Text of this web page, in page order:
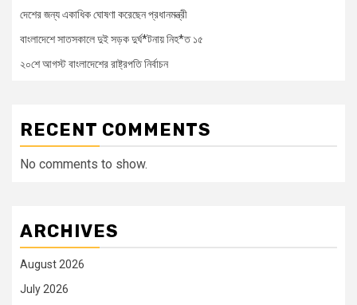
দেশের জন্য একাধিক ঘোষণা করেছেন প্রধানমন্ত্রী
বাংলাদেশে সাতসকালে দুই সড়ক দুর্ঘ*টনায় নিহ*ত ১৫
২০শে আগস্ট বাংলাদেশের রাষ্ট্রপতি নির্বাচন
RECENT COMMENTS
No comments to show.
ARCHIVES
August 2026
July 2026